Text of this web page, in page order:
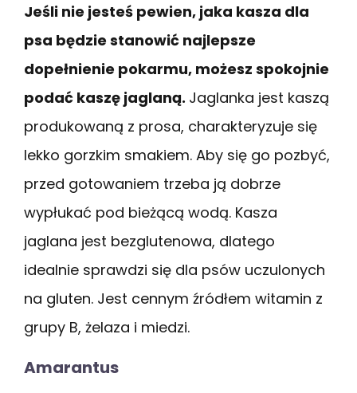
Jeśli nie jesteś pewien, jaka kasza dla
psa będzie stanowić najlepsze
dopełnienie pokarmu, możesz spokojnie
podać kaszę jaglaną. Jaglanka jest kaszą
produkowaną z prosa, charakteryzuje się
lekko gorzkim smakiem. Aby się go pozbyć,
przed gotowaniem trzeba ją dobrze
wypłukać pod bieżącą wodą. Kasza
jaglana jest bezglutenowa, dlatego
idealnie sprawdzi się dla psów uczulonych
na gluten. Jest cennym źródłem witamin z
grupy B, żelaza i miedzi.
Amarantus